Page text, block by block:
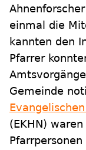
einmal die
kannten den
Pfarrer
Gemeinde
(EKHN)